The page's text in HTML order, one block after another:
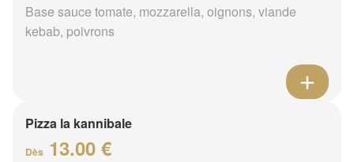
Base sauce tomate, mozzarella, oignons, viande
kebab, poivrons
Pizza la kannibale
Dès 13.00 €